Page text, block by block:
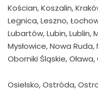
Kościan, Koszalin,
Legnica, Leszno,
Lubartów, Lubin, Lublin,
Mysłowice, Nowa
Oborniki Śląskie,
Osielsko, Ostróda,